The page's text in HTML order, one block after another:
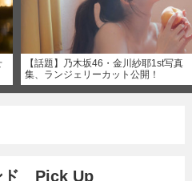
【話題】乃木坂46・金川紗耶1st写真
集、ランジェリーカット公開！
ド Pick Up